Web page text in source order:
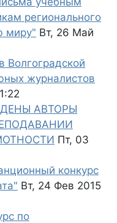
регионального
миру" Вт, 26 Май
Волгоградской
журналистов
АВТОРЫ
Пт, 03
конкурс
Вт, 24 Фев 2015
по